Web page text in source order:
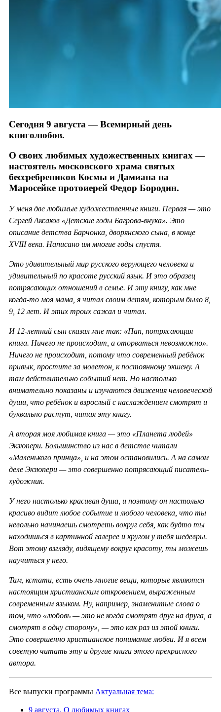
Сегодня 9 августа — Всемирный день
книголюбов.
О своих любимых художественных книгах —
настоятель московского храма святых
бессребреников Космы и Дамиана на
Маросейке протоиерей Федор Бородин.
У меня две любимые художественные книги. Первая — это
Сергей Аксаков «Детские годы Багрова-внука». Это
описание детства Барчонка, дворянского сына, в конце
XVIII века. Написано им многие годы спустя.
Это удивительный мир русского верующего человека и
удивительный по красоте русский язык. И это образец
потрясающих отношений в семье. И эту книгу, как мне
когда-то моя мама, я читал своим детям, которым было 8,
9, 12 лет. И этих троих сажал и читал.
И 12-летний сын сказал мне так: «Пап, потрясающая
книга. Ничего не происходит, а оторваться невозможно».
Ничего не происходит, потому что современный ребёнок
привык, простите за моветон, к постоянному экшену. А
там действительно событий нет. Но настолько
внимательно показаны и изучаются движения человеческой
души, что ребёнок и взрослый с наслаждением смотрят и
буквально растут, читая эту книгу.
А вторая моя любимая книга — это «Планета людей»
Экзюпери. Большинство из нас в детстве читали
«Маленького принца», и на этом остановились. А на самом
деле Экзюпери — это совершенно потрясающий писатель-
художник.
У него настолько красивая душа, и поэтому он настолько
красиво видит любое событие и любого человека, что ты
невольно начинаешь смотреть вокруг себя, как будто ты
находишься в картинной галерее и кругом у тебя шедевры.
Вот этому взгляду, видящему вокруг красоту, ты можешь
научиться у него.
Там, кстати, есть очень многие вещи, которые являются
настоящим христианским откровением, выраженным
современным языком. Ну, например, знаменитые слова о
том, что «любовь — это не когда смотрят друг на друга, а
смотрят в одну сторону», — это как раз из этой книги.
Это совершенно христианское понимание любви. И я всем
советую читать эту и другие книги этого прекрасного
автора.
Все выпуски программы Актуальная тема:
9 августа. О любимых книгах